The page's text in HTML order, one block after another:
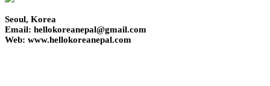
Seoul, Korea
Email: hellokoreanepal@gmail.com
Web: www.hellokoreanepal.com